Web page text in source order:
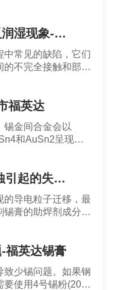
焊接过程中的不润湿与反润湿现象-福英达锡膏
中常见的缺陷，它们
不完全接触和部分
福英达
锡金间合金会以
和AuSn2呈现脆
量小于3%时，焊
而当焊料中金含量
印刷锡膏_PCBA化学腐蚀引起的失效_深圳福英达
的导电粒子迁移，最
膏的助焊剂成分中
丝的生长会导致
福英达锡膏
致少锡问题。如果钢
要使用4号锡粉(20-